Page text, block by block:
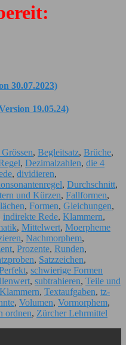
30.07.2023)
19.05.24)
, Begleitsatz, Brüche,
, Dezimalzahlen, die 4
, dividieren,
, Durchschnitt,
und Kürzen, Fallformen,
, Formen, Gleichungen,
indirekte Rede, Klammern,
, Mittelwert, Moerpheme
, Nachmorphem,
, Prozente, Runden,
, Satzzeichen,
, schwierige Formen
, subtrahieren, Teile und
, Textaufgaben, tz-
, Volumen, Vormorphem,
ordnen, Zürcher Lehrmittel